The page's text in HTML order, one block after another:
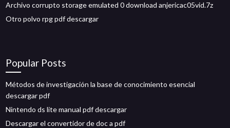
Archivo corrupto storage emulated 0 download anjericac05vid.7z
Otro polvo rpg pdf descargar
Popular Posts
Métodos de investigación la base de conocimiento esencial
descargar pdf
Nintendo ds lite manual pdf descargar
Descargar el convertidor de doc a pdf